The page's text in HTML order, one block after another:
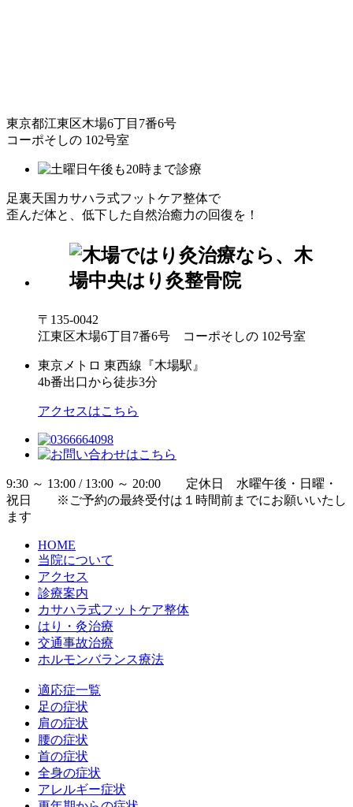
東京都江東区木場6丁目7番6号
コーポそしの 102号室
足裏天国カサハラ式フットケア整体で
歪んだ体と、低下した自然治癒力の回復を！
〒135-0042
江東区木場6丁目7番6号 コーポそしの 102号室
東京メトロ 東西線『木場駅』
4b番出口から徒歩3分
アクセスはこちら
9:30 ～ 13:00 / 13:00 ～ 20:00 定休日 水曜午後・日曜・
祝日 ※ご予約の最終受付は１時間前までにお願いいたし
ます
HOME
当院について
アクセス
診療案内
カサハラ式フットケア整体
はり・灸治療
交通事故治療
ホルモンバランス療法
適応症一覧
足の症状
肩の症状
腰の症状
首の症状
全身の症状
アレルギー症状